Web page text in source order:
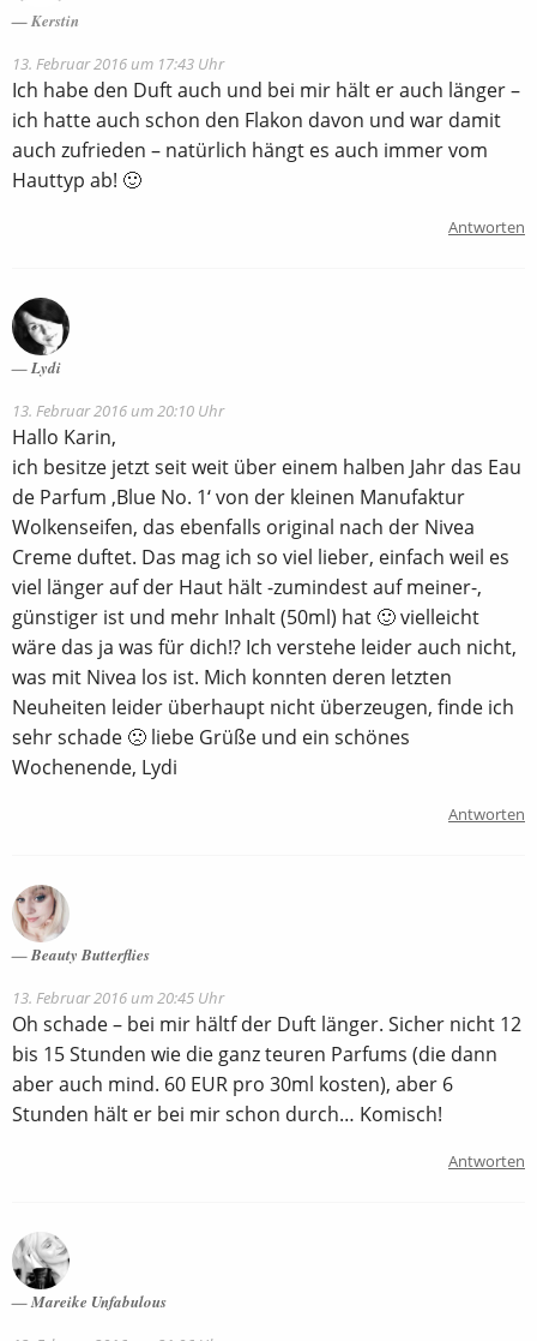
Kerstin
13. Februar 2016 um 17:43 Uhr
Ich habe den Duft auch und bei mir hält er auch länger –
ich hatte auch schon den Flakon davon und war damit
auch zufrieden – natürlich hängt es auch immer vom
Hauttyp ab! 🙂
Antworten
Lydi
13. Februar 2016 um 20:10 Uhr
Hallo Karin,
ich besitze jetzt seit weit über einem halben Jahr das Eau
de Parfum ‚Blue No. 1‘ von der kleinen Manufaktur
Wolkenseifen, das ebenfalls original nach der Nivea
Creme duftet. Das mag ich so viel lieber, einfach weil es
viel länger auf der Haut hält -zumindest auf meiner-,
günstiger ist und mehr Inhalt (50ml) hat 🙂 vielleicht
wäre das ja was für dich!? Ich verstehe leider auch nicht,
was mit Nivea los ist. Mich konnten deren letzten
Neuheiten leider überhaupt nicht überzeugen, finde ich
sehr schade 🙁 liebe Grüße und ein schönes
Wochenende, Lydi
Antworten
Beauty Butterflies
13. Februar 2016 um 20:45 Uhr
Oh schade – bei mir hältf der Duft länger. Sicher nicht 12
bis 15 Stunden wie die ganz teuren Parfums (die dann
aber auch mind. 60 EUR pro 30ml kosten), aber 6
Stunden hält er bei mir schon durch… Komisch!
Antworten
Mareike Unfabulous